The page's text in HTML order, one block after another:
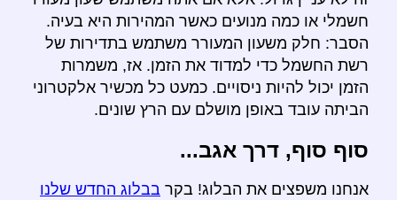
חשמלי או כמה מנועים כאשר המהירות היא בעיה.
הסבר: חלק משעון המעורר משתמש בתדירות של
רשת החשמל כדי למדוד את הזמן. אז, משמרות
הזמן יכול להיות ניסויים. כמעט כל מכשיר אלקטרוני
הביתה עובד באופן מושלם עם הרץ שונים.
סוף סוף, דרך אגב...
אנחנו משפצים את הבלוג! בקר בבלוג החדש שלנו